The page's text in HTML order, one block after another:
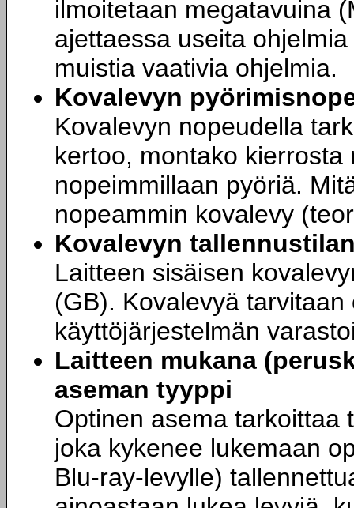
ilmoitetaan megatavuina
ajettaessa useita
muistia vaativia ohjelmia.
Kovalevyn
Kovalevyn nopeudella
kertoo, montako
nopeimmillaan pyöriä.
nopeammin kovalevy
Kovalevyn
Laitteen sisäisen
(GB). Kovalevyä
käyttöjärjestelmän
Laitteen mukana
aseman tyyppi
Optinen asema tarkoittaa
joka kykenee lukemaan
Blu-ray-levylle)